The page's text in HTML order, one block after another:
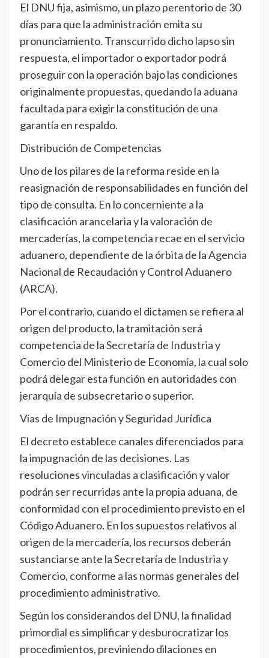
El DNU fija, asimismo, un plazo perentorio de 30
días para que la administración emita su
pronunciamiento. Transcurrido dicho lapso sin
respuesta, el importador o exportador podrá
proseguir con la operación bajo las condiciones
originalmente propuestas, quedando la aduana
facultada para exigir la constitución de una
garantía en respaldo.
Distribución de Competencias
Uno de los pilares de la reforma reside en la
reasignación de responsabilidades en función del
tipo de consulta. En lo concerniente a la
clasificación arancelaria y la valoración de
mercaderías, la competencia recae en el servicio
aduanero, dependiente de la órbita de la Agencia
Nacional de Recaudación y Control Aduanero
(ARCA).
Por el contrario, cuando el dictamen se refiera al
origen del producto, la tramitación será
competencia de la Secretaría de Industria y
Comercio del Ministerio de Economía, la cual solo
podrá delegar esta función en autoridades con
jerarquía de subsecretario o superior.
Vías de Impugnación y Seguridad Jurídica
El decreto establece canales diferenciados para
la impugnación de las decisiones. Las
resoluciones vinculadas a clasificación y valor
podrán ser recurridas ante la propia aduana, de
conformidad con el procedimiento previsto en el
Código Aduanero. En los supuestos relativos al
origen de la mercadería, los recursos deberán
sustanciarse ante la Secretaría de Industria y
Comercio, conforme a las normas generales del
procedimiento administrativo.
Según los considerandos del DNU, la finalidad
primordial es simplificar y desburocratizar los
procedimientos, previniendo dilaciones en